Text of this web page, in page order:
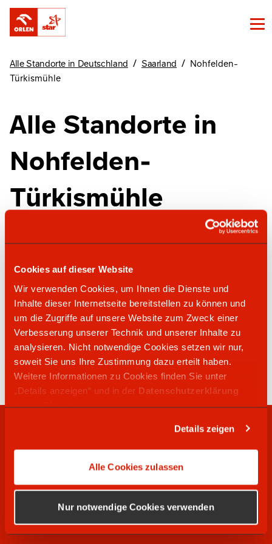
Cookies auf dieser Website
Wir verwenden Cookies, um Ihnen die Dienste und
Inhalte dieser Internetseite bereitstellen zu können und
um die Zugriffe auf unsere Website zum Zweck einer
Verbesserung unserer Technik und unserer Inhalte zu
analysieren. Nicht notwendige Cookies setzen wir nur,
soweit Sie uns Ihre Zustimmung dazu erteilt haben.
Weitere Informationen zu Cookies finden Sie unter
„Details anzeigen“ und in der Datenschutzerklärung
dieser Website.
Details zeigen
Alle Cookies zulassen
Nur notwendige Cookies verwenden
Alle Standorte in Deutschland / Saarland / Nohfelden-
Türkismühle
Alle Standorte in
Nohfelden-
Türkismühle
Finde unsere Standorte in Nohfelden-
Türkismühle hier
star Tankstelle
06852 9916177
Saarbrücker Straße 10
66625 Nohfelden-Türkismühle
SOCIAL MEDIA